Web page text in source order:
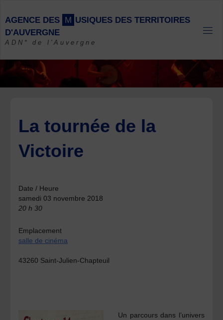
content
AGENCE DES M USIQUES DES TERRITOIRES
D'AUVERGNE
ADN* de l'Auvergne
La tournée de la
Victoire
Date / Heure
samedi 03 novembre 2018
20 h 30
Emplacement
salle de cinéma
43260 Saint-Julien-Chapteuil
Un parcours dans l’univers